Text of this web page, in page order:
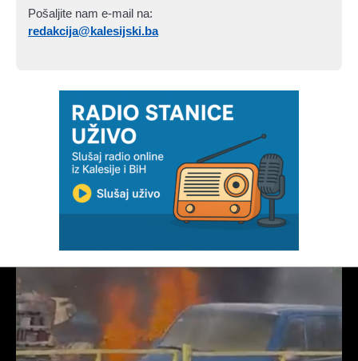
Pošaljite nam e-mail na:
redakcija@kalesijski.ba